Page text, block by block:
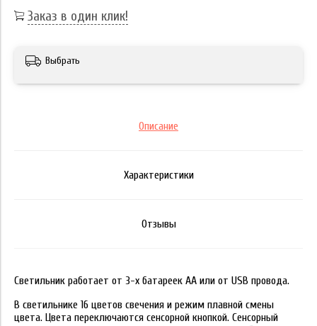
Заказ в один клик!
Выбрать
Описание
Характеристики
Отзывы
Светильник работает от 3-х батареек АА или от USB провода.
В светильнике 16 цветов свечения и режим плавной смены
цвета. Цвета переключаются сенсорной кнопкой. Сенсорный